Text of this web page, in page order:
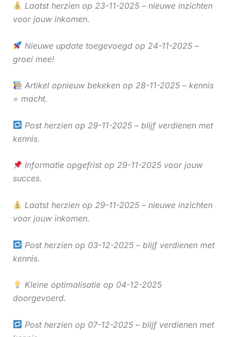
Laatst herzien op 23-11-2025 – nieuwe inzichten
voor jouw inkomen.
Nieuwe update toegevoegd op 24-11-2025 –
groei mee!
Artikel opnieuw bekeken op 28-11-2025 – kennis
= macht.
Post herzien op 29-11-2025 – blijf verdienen met
kennis.
Informatie opgefrist op 29-11-2025 voor jouw
succes.
Laatst herzien op 29-11-2025 – nieuwe inzichten
voor jouw inkomen.
Post herzien op 03-12-2025 – blijf verdienen met
kennis.
Kleine optimalisatie op 04-12-2025
doorgevoerd.
Post herzien op 07-12-2025 – blijf verdienen met